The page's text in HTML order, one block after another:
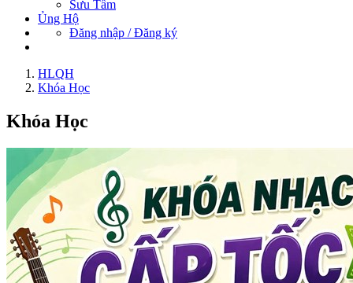
Sưu Tầm
Ủng Hộ
Đăng nhập / Đăng ký
HLQH
Khóa Học
Khóa Học